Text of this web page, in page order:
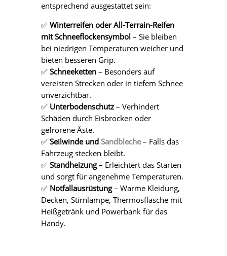
entsprechend ausgestattet sein:
✅ Winterreifen oder All-Terrain-Reifen
mit Schneeflockensymbol – Sie bleiben
bei niedrigen Temperaturen weicher und
bieten besseren Grip.
✅ Schneeketten– Besonders auf
vereisten Strecken oder in tiefem Schnee
unverzichtbar.
✅ Unterbodenschutz– Verhindert
Schäden durch Eisbrocken oder
gefrorene Äste.
✅ Seilwinde und Sandbleche– Falls das
Fahrzeug stecken bleibt.
✅ Standheizung– Erleichtert das Starten
und sorgt für angenehme Temperaturen.
✅ Notfallausrüstung– Warme Kleidung,
Decken, Stirnlampe, Thermosflasche mit
Heißgetränk und Powerbank für das
Handy.